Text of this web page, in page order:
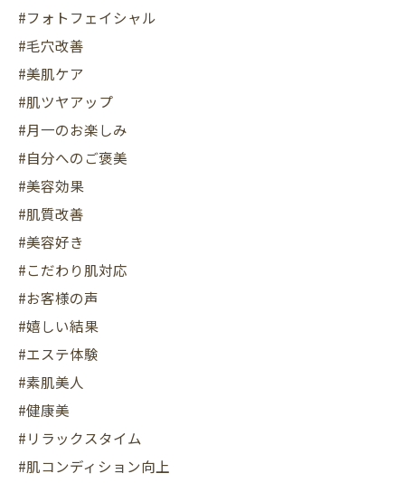
#フォトフェイシャル
#毛穴改善
#美肌ケア
#肌ツヤアップ
#月一のお楽しみ
#自分へのご褒美
#美容効果
#肌質改善
#美容好き
#こだわり肌対応
#お客様の声
#嬉しい結果
#エステ体験
#素肌美人
#健康美
#リラックスタイム
#肌コンディション向上